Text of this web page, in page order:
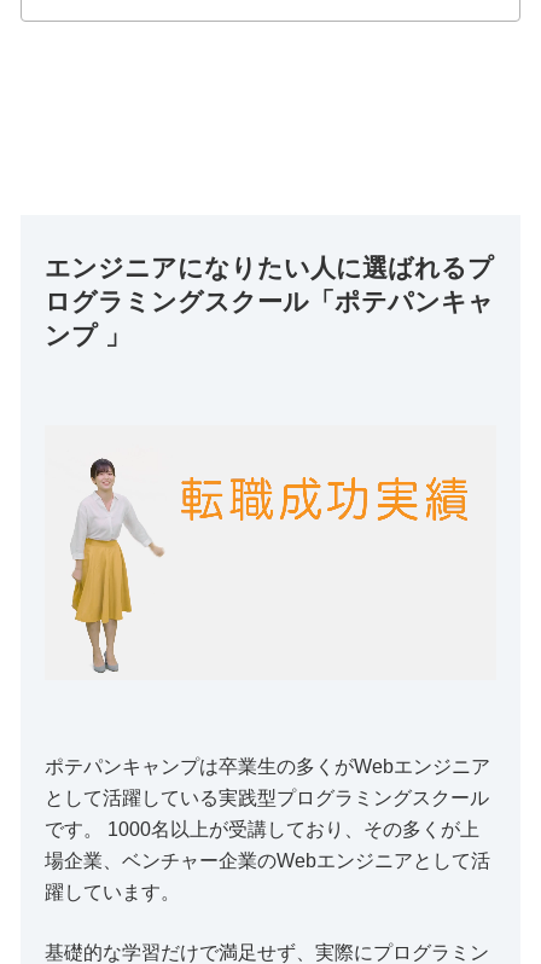
エンジニアになりたい人に選ばれるプ
ログラミングスクール「ポテパンキャ
ンプ 」
ポテパンキャンプは卒業生の多くがWebエンジニア
として活躍している実践型プログラミングスクール
です。 1000名以上が受講しており、その多くが上
場企業、ベンチャー企業のWebエンジニアとして活
躍しています。
基礎的な学習だけで満足せず、実際にプログラミン